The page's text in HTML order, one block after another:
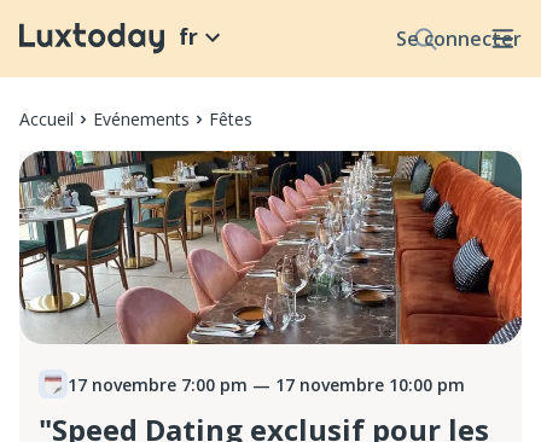
Se connecter
fr
Accueil Evénements Fêtes
17 novembre 7:00 pm — 17 novembre 10:00 pm
"Speed Dating exclusif pour les